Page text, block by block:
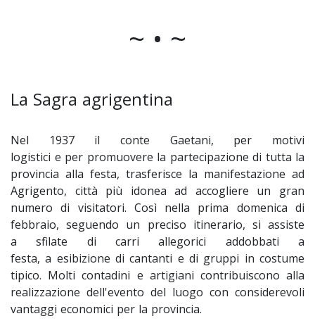
~ • ~
La Sagra agrigentina
Nel 1937 il conte Gaetani, per motivi
logistici e per promuovere la partecipazione di tutta la
provincia alla festa, trasferisce la manifestazione ad
Agrigento, città più idonea ad accogliere un gran
numero di visitatori. Così nella prima domenica di
febbraio, seguendo un preciso itinerario, si assiste
a sfilate di carri allegorici addobbati a
festa, a esibizione di cantanti e di gruppi in costume
tipico. Molti contadini e artigiani contribuiscono alla
realizzazione dell'evento del luogo con considerevoli
vantaggi economici per la provincia.